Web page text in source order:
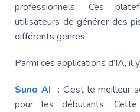
professionnels. Ces
utilisateurs de générer des
différents genres.
Parmi ces applications d’IA, il
Suno AI : C’est le meilleur
pour les débutants.